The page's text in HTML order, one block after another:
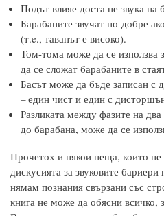
Подът влияе доста не звука на
Барабаните звучат по-добре
(т.e., таванът е високо).
Том-тома може да се използва
да се сложат барабаните в
Басът може да бъде записан с
– един чист и един с
Разликата между фазите на
до барабана, може да се
Прочетох и някои неща, които
дискусията за звуковите
нямам познания свързани със
книга не може да обясни